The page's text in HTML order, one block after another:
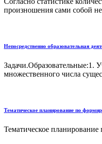
произношения сами собой
Непосредственно образовательная
Задачи.Образовательные:1.
множественного числа
Тематическое планирование по
Тематическое